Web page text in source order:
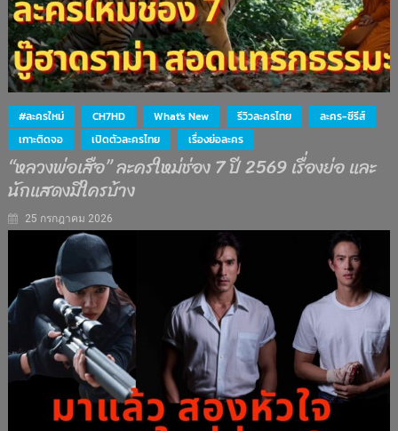
#ละครใหม่ CH7HD What's New รีวิวละครไทย
ละคร-ซีรีส์
เกาะติดจอ
เปิดตัวละครไทย เรื่องย่อละคร
“หลวงพ่อเสือ” ละครใหม่ช่อง 7 ปี 2569 เรื่องย่อ และ
นักแสดงมีใครบ้าง
25 กรกฎาคม 2026